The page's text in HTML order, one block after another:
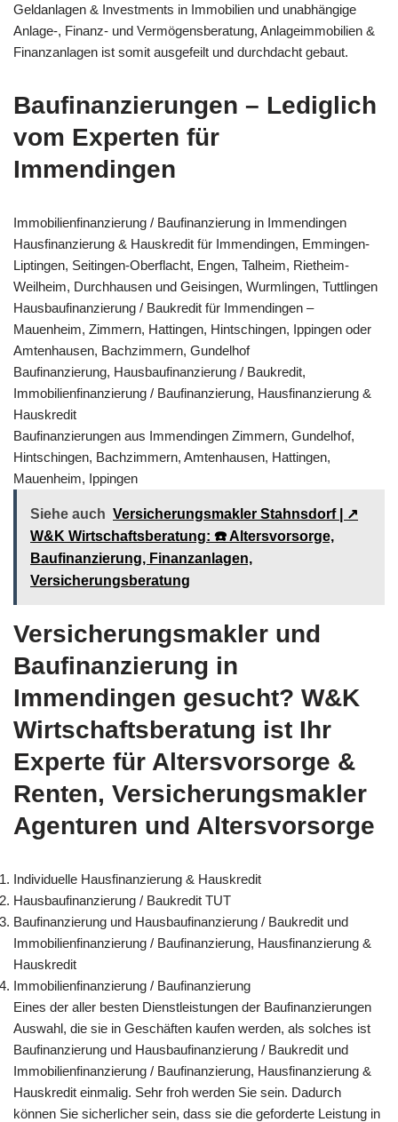
Geldanlagen & Investments in Immobilien und unabhängige
Anlage-, Finanz- und Vermögensberatung, Anlageimmobilien &
Finanzanlagen ist somit ausgefeilt und durchdacht gebaut.
Baufinanzierungen – Lediglich
vom Experten für
Immendingen
Immobilienfinanzierung / Baufinanzierung in Immendingen
Hausfinanzierung & Hauskredit für Immendingen, Emmingen-
Liptingen, Seitingen-Oberflacht, Engen, Talheim, Rietheim-
Weilheim, Durchhausen und Geisingen, Wurmlingen, Tuttlingen
Hausbaufinanzierung / Baukredit für Immendingen –
Mauenheim, Zimmern, Hattingen, Hintschingen, Ippingen oder
Amtenhausen, Bachzimmern, Gundelhof
Baufinanzierung, Hausbaufinanzierung / Baukredit,
Immobilienfinanzierung / Baufinanzierung, Hausfinanzierung &
Hauskredit
Baufinanzierungen aus Immendingen Zimmern, Gundelhof,
Hintschingen, Bachzimmern, Amtenhausen, Hattingen,
Mauenheim, Ippingen
Siehe auch Versicherungsmakler Stahnsdorf | ↗️
W&K Wirtschaftsberatung: ☎️ Altersvorsorge,
Baufinanzierung, Finanzanlagen,
Versicherungsberatung
Versicherungsmakler und
Baufinanzierung in
Immendingen gesucht? W&K
Wirtschaftsberatung ist Ihr
Experte für Altersvorsorge &
Renten, Versicherungsmakler
Agenturen und Altersvorsorge
Individuelle Hausfinanzierung & Hauskredit
Hausbaufinanzierung / Baukredit TUT
Baufinanzierung und Hausbaufinanzierung / Baukredit und
Immobilienfinanzierung / Baufinanzierung, Hausfinanzierung &
Hauskredit
Immobilienfinanzierung / Baufinanzierung
Eines der aller besten Dienstleistungen der Baufinanzierungen
Auswahl, die sie in Geschäften kaufen werden, als solches ist
Baufinanzierung und Hausbaufinanzierung / Baukredit und
Immobilienfinanzierung / Baufinanzierung, Hausfinanzierung &
Hauskredit einmalig. Sehr froh werden Sie sein. Dadurch
können Sie sicherlicher sein, dass sie die geforderte Leistung in